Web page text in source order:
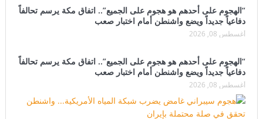
“الهجوم على أحدهم هو هجوم على الجميع”.. اتفاق مكة يرسم تحالفاً
دفاعياً جديداً ويضع واشنطن أمام اختبار صعب
أغسطس 08, 2026
“الهجوم على أحدهم هو هجوم على الجميع”.. اتفاق مكة يرسم تحالفاً
دفاعياً جديداً ويضع واشنطن أمام اختبار صعب
أغسطس 08, 2026